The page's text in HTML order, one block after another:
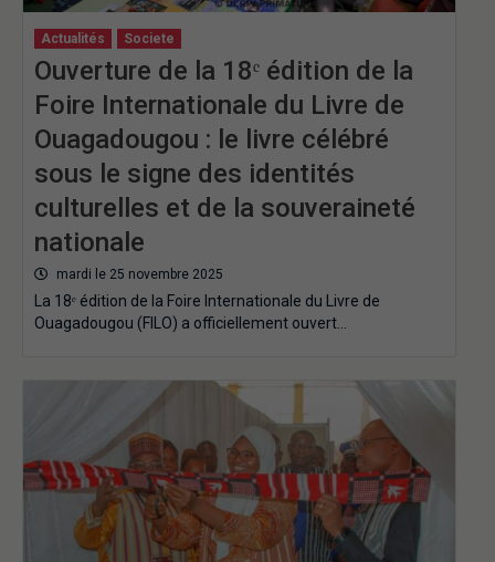
Actualités Societe
Ouverture de la 18ᵉ édition de la
Foire Internationale du Livre de
Ouagadougou : le livre célébré
sous le signe des identités
culturelles et de la souveraineté
nationale
mardi le 25 novembre 2025
La 18ᵉ édition de la Foire Internationale du Livre de
Ouagadougou (FILO) a officiellement ouvert…